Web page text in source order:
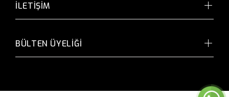
İLETİŞİM
BÜLTEN ÜYELİĞİ